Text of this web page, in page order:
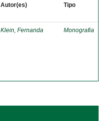
Autor(es) Tipo
Klein, Fernanda Monografia